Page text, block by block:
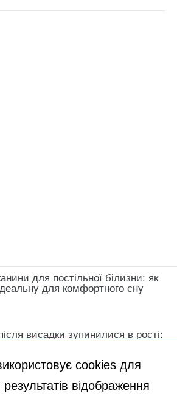
для постільної білизни: як
для комфортного сну
висадки зупинилися в рості:
cookies для
відображення